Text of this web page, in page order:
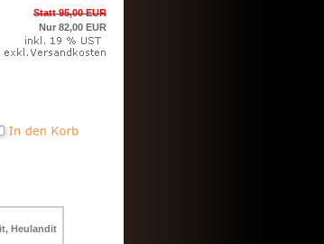
Statt 95,00 EUR
Nur 82,00 EUR
Heulandit